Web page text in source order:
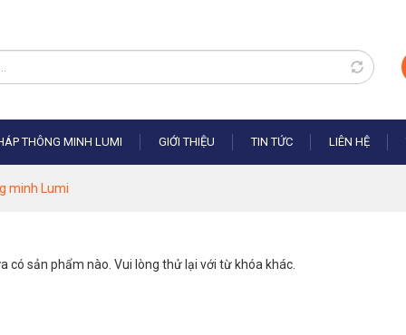
THÔNG MINH LUMI GIỚI THIỆU TIN TỨC LIÊN HỆ
minh Lumi
có sản phẩm nào. Vui lòng thử lại với từ khóa khác.